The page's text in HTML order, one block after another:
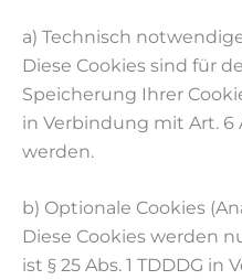
a) Technisch
Diese Cookies sind für
Speicherung Ihrer
in Verbindung mit Art. 6
werden.
b) Optionale Cookies
Diese Cookies werden
ist § 25 Abs. 1 TDDDG in